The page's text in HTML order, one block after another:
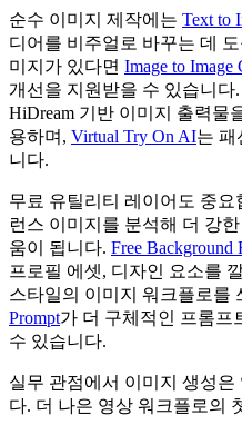
순수 이미지 제작에는 Text to
디어를 비주얼로 바꾸는 데
미지가 있다면 Image to Image
개선을 지원받을 수 있습니다.
HiDream 기반 이미지 출력물
용하며, Virtual Try On AI는 패
니다.
무료 유틸리티 레이어도 중요
런스 이미지를 분석해 더 강
움이 됩니다. Free Background
프로필 에셋, 디자인 요소를
스타일의 이미지 워크플로를
Prompt가 더 구체적인 프롬프
수 있습니다.
실무 관점에서 이미지 생성은
다. 더 나은 영상 워크플로의